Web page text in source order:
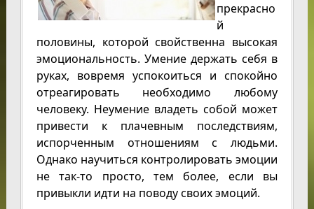
прекрасно
й
половины, которой свойственна высокая
эмоциональность. Умение держать себя в
руках, вовремя успокоиться и спокойно
отреагировать необходимо любому
человеку. Неумение владеть собой может
привести к плачевным последствиям,
испорченным отношениям с людьми.
Однако научиться контролировать эмоции
не так-то просто, тем более, если вы
привыкли идти на поводу своих эмоций.